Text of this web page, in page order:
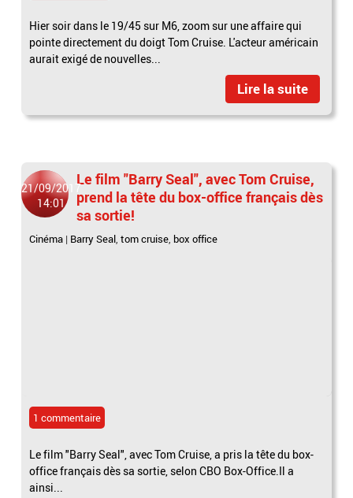
Hier soir dans le 19/45 sur M6, zoom sur une affaire qui
pointe directement du doigt Tom Cruise. L'acteur américain
aurait exigé de nouvelles...
Lire la suite
21/09/2017
14:01
Le film "Barry Seal", avec Tom Cruise,
prend la tête du box-office français dès
sa sortie!
Cinéma | Barry Seal,tom cruise, box office
1 commentaire
Le film "Barry Seal", avec Tom Cruise, a pris la tête du box-
office français dès sa sortie, selon CBO Box-Office.Il a
ainsi...